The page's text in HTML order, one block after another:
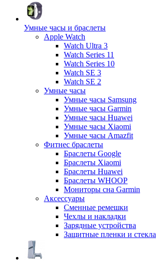
Умные часы и браслеты
Apple Watch
Watch Ultra 3
Watch Series 11
Watch Series 10
Watch SE 3
Watch SE 2
Умные часы
Умные часы Samsung
Умные часы Garmin
Умные часы Huawei
Умные часы Xiaomi
Умные часы Amazfit
Фитнес браслеты
Браслеты Google
Браслеты Xiaomi
Браслеты Huawei
Браслеты WHOOP
Мониторы сна Garmin
Аксессуары
Сменные ремешки
Чехлы и накладки
Зарядные устройства
Защитные пленки и стекла